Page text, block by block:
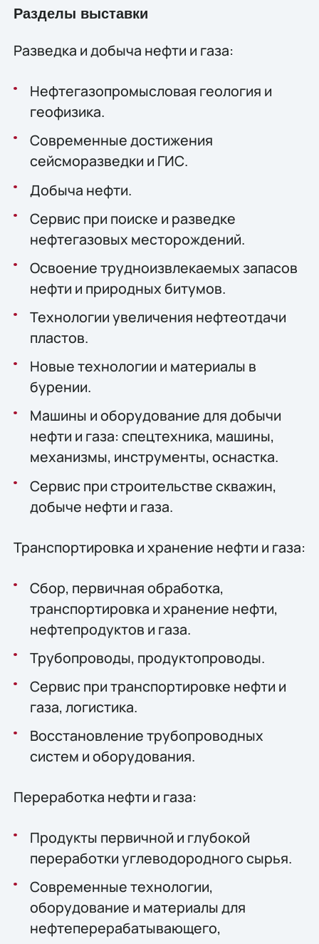
Разделы выставки
Разведка и добыча нефти и газа:
Нефтегазопромысловая геология и
геофизика.
Современные достижения
сейсморазведки и ГИС.
Добыча нефти.
Сервис при поиске и разведке
нефтегазовых месторождений.
Освоение трудноизвлекаемых запасов
нефти и природных битумов.
Технологии увеличения нефтеотдачи
пластов.
Новые технологии и материалы в
бурении.
Машины и оборудование для добычи
нефти и газа: спецтехника, машины,
механизмы, инструменты, оснастка.
Сервис при строительстве скважин,
добыче нефти и газа.
Транспортировка и хранение нефти и газа:
Cбор, первичная обработка,
транспортировка и хранение нефти,
нефтепродуктов и газа.
Трубопроводы, продуктопроводы.
Сервис при транспортировке нефти и
газа, логистика.
Восстановление трубопроводных
систем и оборудования.
Переработка нефти и газа:
Продукты первичной и глубокой
переработки углеводородного сырья.
Современные технологии,
оборудование и материалы для
нефтеперерабатывающего,